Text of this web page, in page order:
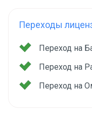
Переходы
Переход на
Переход на
Переход на